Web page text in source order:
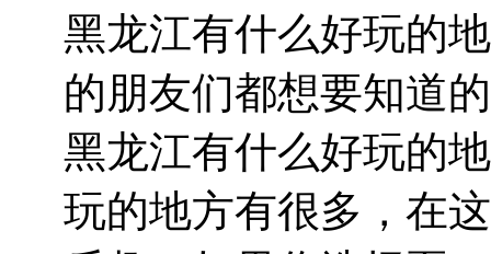
黑龙江有什么好玩的
的朋友们都想要知道
黑龙江有什么好玩的
玩的地方有很多，在